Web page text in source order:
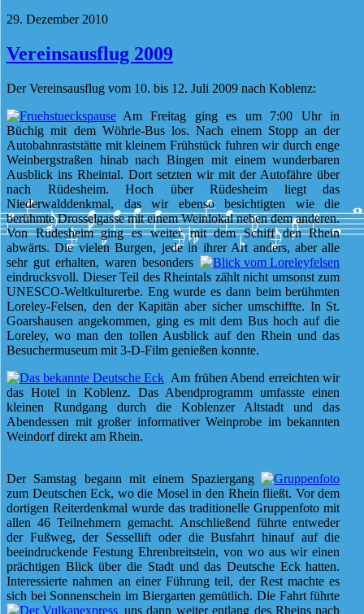
29. Dezember 2010
Vereinsausflug 2009
Der Vereinsausflug vom 10. bis 12. Juli 2009 nach Koblenz:
Am Freitag ging es um 7:00 Uhr in
Büchig mit dem Wöhrle-Bus los. Nach einem Stopp an der
Autobahnraststätte mit kleinem Frühstück fuhren wir durch enge
Weinbergstraßen hinab nach Bingen mit einem wunderbaren
Ausblick ins Rheintal. Dort setzten wir mit der Autofähre über
nach Rüdesheim. Hoch über Rüdesheim liegt das
Niederwalddenkmal, das wir ebenso besichtigten wie die
berühmte Drosselgasse mit einem Weinlokal neben dem anderen.
Von Rüdesheim ging es weiter mit dem Schiff den Rhein
abwärts. Die vielen Burgen, jede in ihrer Art anders, aber alle
sehr gut erhalten, waren besonders
eindrucksvoll. Dieser Teil des Rheintals zählt nicht umsonst zum
UNESCO-Weltkulturerbe. Eng wurde es dann beim berühmten
Loreley-Felsen, den der Kapitän aber sicher umschiffte. In St.
Goarshausen angekommen, ging es mit dem Bus hoch auf die
Loreley, wo man den tollen Ausblick auf den Rhein und das
Besuchermuseum mit 3-D-Film genießen konnte.
Am frühen Abend erreichten wir
das Hotel in Koblenz. Das Abendprogramm umfasste einen
kleinen Rundgang durch die Koblenzer Altstadt und das
Abendessen mit großer informativer Weinprobe im bekannten
Weindorf direkt am Rhein.
Der Samstag begann mit einem Spaziergang
zum Deutschen Eck, wo die Mosel in den Rhein fließt. Vor dem
dortigen Reiterdenkmal wurde das traditionelle Gruppenfoto mit
allen 46 Teilnehmern gemacht. Anschließend führte entweder
der Fußweg, der Sessellift oder die Busfahrt hinauf auf die
beeindruckende Festung Ehrenbreitstein, von wo aus wir einen
prächtigen Blick über die Stadt und das Deutsche Eck hatten.
Interessierte nahmen an einer Führung teil, der Rest machte es
sich bei Sonnenschein im Biergarten gemütlich. Die Fahrt führte
uns dann weiter entlang des Rheins nach